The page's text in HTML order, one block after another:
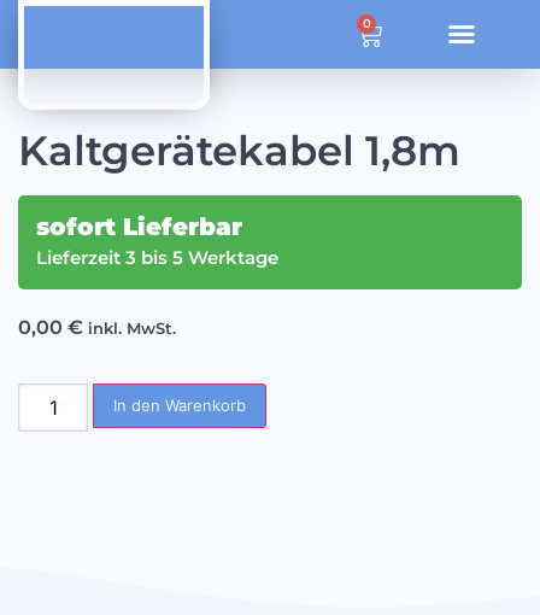
0
Kaltgerätekabel 1,8m
sofort Lieferbar
Lieferzeit 3 bis 5 Werktage
0,00 € inkl. MwSt.
In den Warenkorb